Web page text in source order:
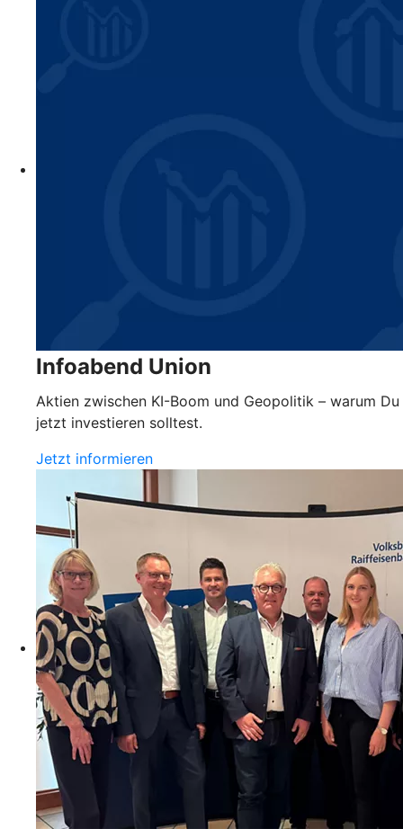
Infoabend Union
Aktien zwischen KI-Boom und Geopolitik – warum Du
jetzt investieren solltest.
Jetzt informieren